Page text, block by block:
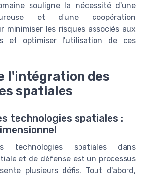
souligne la nécessité d'une
et d'une coopération
minimiser les risques associés aux
et optimiser l'utilisation de ces
l'intégration des
spatiales
technologies spatiales :
technologies spatiales dans
et de défense est un processus
plusieurs défis. Tout d'abord,